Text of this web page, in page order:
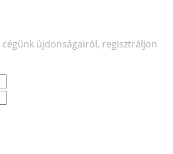
újdonságairól, regisztráljon